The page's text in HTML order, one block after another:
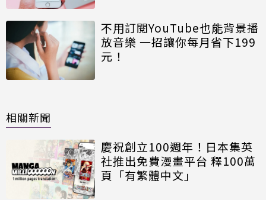
不用訂閱YouTube也能背景播
放音樂 一招讓你每月省下199
元！
相關新聞
慶祝創立100週年！日本集英
社推出免費漫畫平台 釋100萬
頁「有繁體中文」